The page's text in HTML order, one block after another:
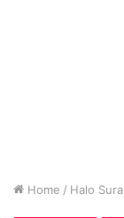
Home / Halo